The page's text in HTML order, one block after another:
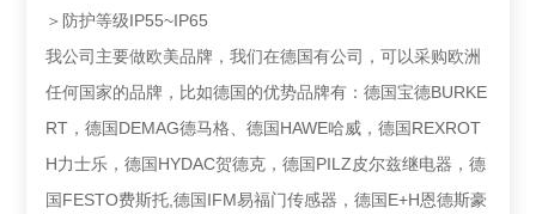
＞防护等级IP55~IP65
我公司主要做欧美品牌，我们在德国有公司，可以采购欧洲
任何国家的品牌，比如德国的优势品牌有：德国宝德BURKE
RT，德国DEMAG德马格、德国HAWE哈威，德国REXROT
H力士乐，德国HYDAC贺德克，德国PILZ皮尔兹继电器，德
国FESTO费斯托,德国IFM易福门传感器，德国E+H恩德斯豪